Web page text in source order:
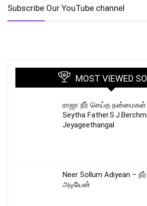
Subscribe Our YouTube channel
MOST VIEWED
ராஜா நீர் செய்த நன்மைகள்
Seytha
Jeyageethangal
Neer Sollum Adiyean –
அடியேன்